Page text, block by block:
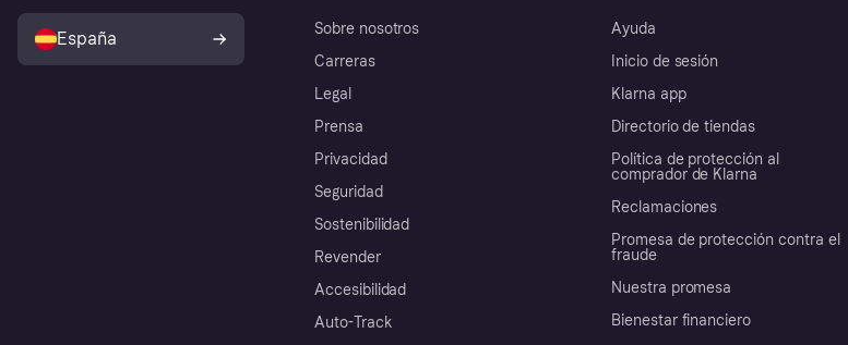
Sobre nosotros
Carreras
Legal
Prensa
Privacidad
Seguridad
Sostenibilidad
Revender
Accesibilidad
Auto-Track
Ayuda
Inicio de sesión
Klarna app
Directorio de tiendas
Política de protección al
comprador de Klarna
Reclamaciones
Promesa de protección contra el
fraude
Nuestra promesa
Bienestar financiero
España